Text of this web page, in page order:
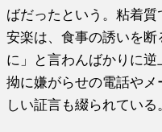
ばだったという。粘着
安楽は、食事の誘いを
に」と言わんばかりに
拗に嫌がらせの電話や
しい証言も綴られている